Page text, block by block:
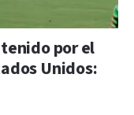
por el
Unidos: